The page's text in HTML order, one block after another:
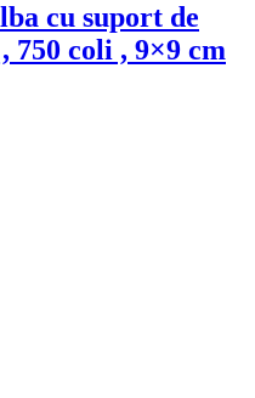
cu suport de
750 coli , 9×9 cm